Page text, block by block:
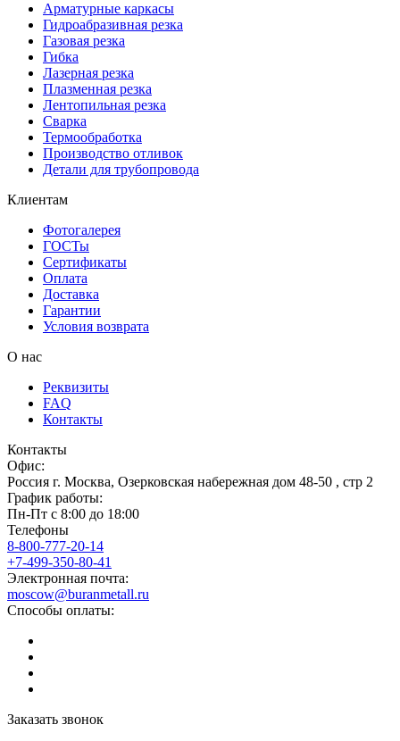
Арматурные каркасы
Гидроабразивная резка
Газовая резка
Гибка
Лазерная резка
Плазменная резка
Лентопильная резка
Сварка
Термообработка
Производство отливок
Детали для трубопровода
Клиентам
Фотогалерея
ГОСТы
Сертификаты
Оплата
Доставка
Гарантии
Условия возврата
О нас
Реквизиты
FAQ
Контакты
Контакты
Офис:
Россия г. Москва, Озерковская набережная дом 48-50 , стр 2
График работы:
Пн-Пт с 8:00 до 18:00
Телефоны
8-800-777-20-14
+7-499-350-80-41
Электронная почта:
moscow@buranmetall.ru
Способы оплаты:
Заказать звонок